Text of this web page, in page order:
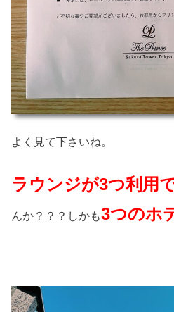
よく見て下さいね。
ラウンジが3つ利用
んか？？？しかも3つのホ